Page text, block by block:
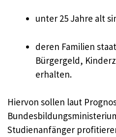
unter 25 Jahre alt
deren Familien
Bürgergeld,
erhalten.
Hiervon sollen laut
Studienanfänger